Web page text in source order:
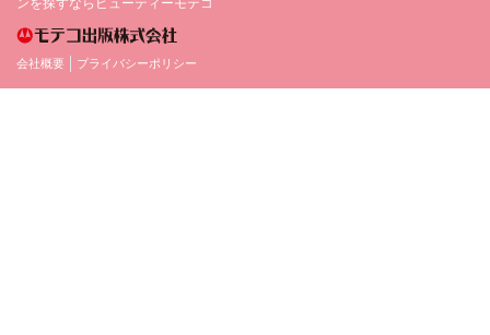
ンを探すならビューティーモテコ
会社概要 プライバシーポリシー